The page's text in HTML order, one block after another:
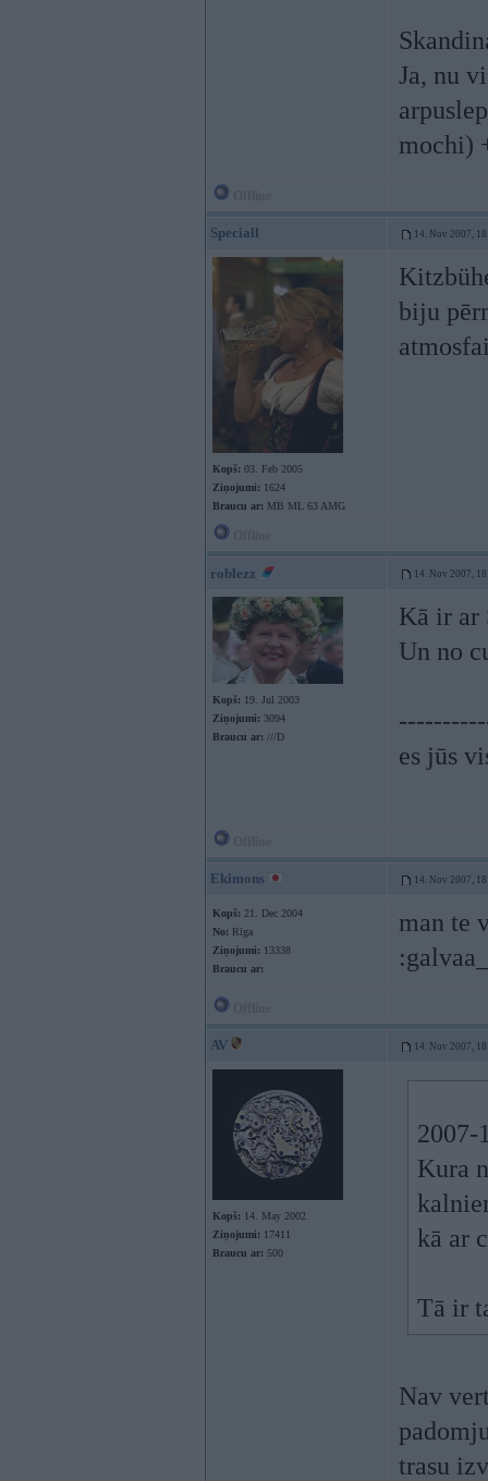
Ja, nu
mochi)
Speciall 14. Nov 2007,
Kopš: 03. Feb 2005
Ziņojumi: 1624
Braucu ar: MB ML 63 AMG
biju
roblezz 14. Nov 2007,
Kopš: 19. Jul 2003
Ziņojumi: 3094
Braucu ar: ///D
Kā ir ar
Un no
es jūs
Ekimons 14. Nov 2007,
Kopš: 21. Dec 2004
No: Rīga
Ziņojumi: 13338
Braucu ar:
man te
AV 14. Nov 2007,
Kopš: 14. May 2002
Ziņojumi: 17411
Braucu ar: 500
2007-
Kura
kā ar
Tā ir
Nav
trasu